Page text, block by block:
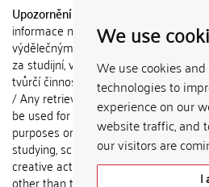
We use
We use cookies
technologies to
experience on our
website traffic, and
our visitors are
I
Upozornění / Notice:
informace nemohou být použity k
výdělečným účelům nebo vydávány
za studijní, vědeckou nebo jinou
tvůrčí činnost jiné osoby než autora.
/ Any retrieved information shall not
be used for any commercial
purposes or claimed as results of
studying, scientific or any other
creative activities of any person
other than the author.